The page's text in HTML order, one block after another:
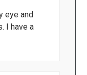
eye and
I have a